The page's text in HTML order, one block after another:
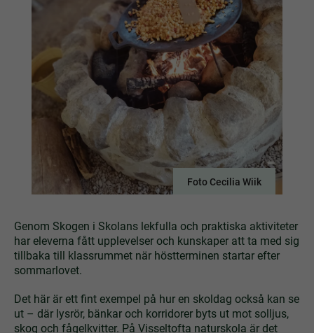
Foto Cecilia Wiik
Genom Skogen i Skolans lekfulla och praktiska aktiviteter
har eleverna fått upplevelser och kunskaper att ta med sig
tillbaka till klassrummet när höstterminen startar efter
sommarlovet.
Det här är ett fint exempel på hur en skoldag också kan se
ut – där lysrör, bänkar och korridorer byts ut mot solljus,
skog och fågelkvitter. På Visseltofta naturskola är det